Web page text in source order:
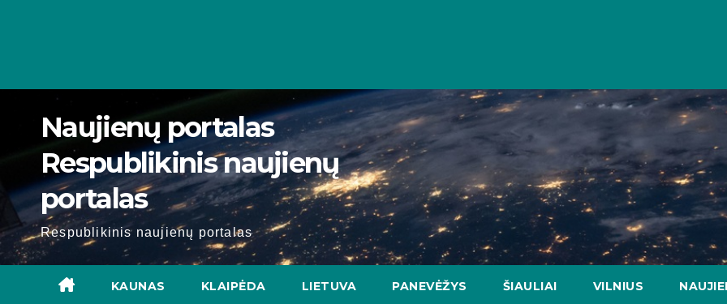
Naujienų portalas
Respublikinis naujienų
portalas
Respublikinis naujienų portalas
KAUNAS KLAIPĖDA LIETUVA PANEVĖŽYS ŠIAULIAI VILNIUS